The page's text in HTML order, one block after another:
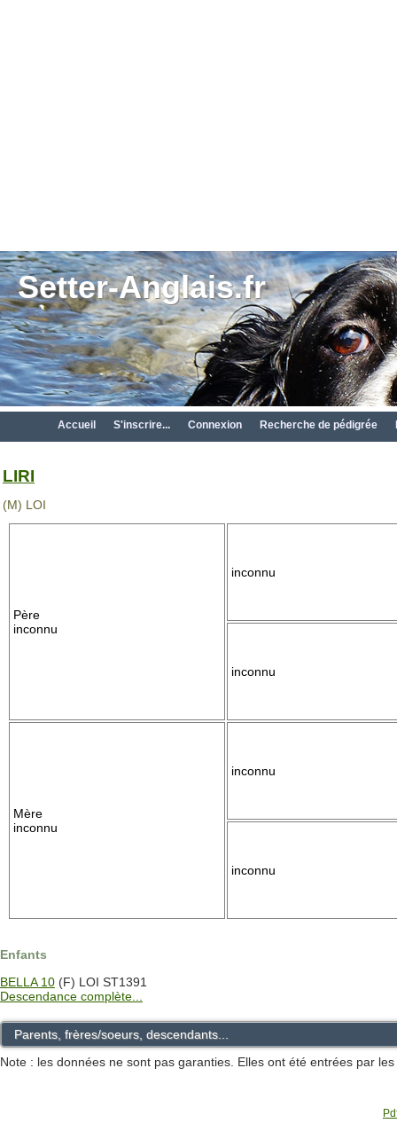
Setter-Anglais.fr
Accueil S'inscrire... Connexion Recherche de pédigrée
LIRI
(M) LOI
Père
inconnu
inconnu
inconnu
Mère
inconnu
inconnu
inconnu
Enfants
BELLA 10 (F) LOI ST1391
Descendance complète...
Parents, frères/soeurs, descendants...
Note : les données ne sont pas garanties. Elles ont été entrées par